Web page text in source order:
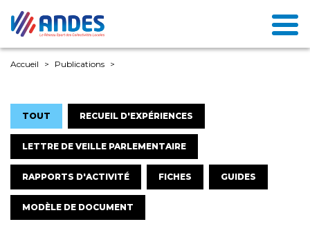
Accueil Publications
TOUT RECUEIL D'EXPÉRIENCES
LETTRE DE VEILLE PARLEMENTAIRE
RAPPORTS D'ACTIVITÉ FICHES GUIDES
MODÈLE DE DOCUMENT